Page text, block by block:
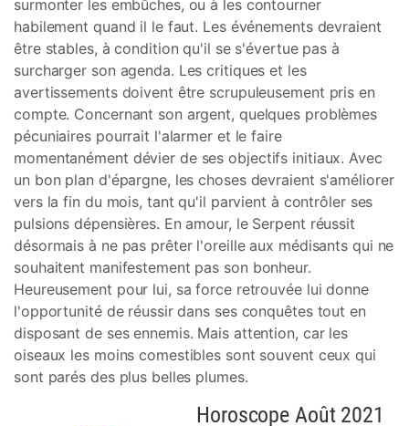
surmonter les embûches, ou à les contourner
habilement quand il le faut. Les événements devraient
être stables, à condition qu'il se s'évertue pas à
surcharger son agenda. Les critiques et les
avertissements doivent être scrupuleusement pris en
compte. Concernant son argent, quelques problèmes
pécuniaires pourrait l'alarmer et le faire
momentanément dévier de ses objectifs initiaux. Avec
un bon plan d'épargne, les choses devraient s'améliorer
vers la fin du mois, tant qu'il parvient à contrôler ses
pulsions dépensières. En amour, le Serpent réussit
désormais à ne pas prêter l'oreille aux médisants qui ne
souhaitent manifestement pas son bonheur.
Heureusement pour lui, sa force retrouvée lui donne
l'opportunité de réussir dans ses conquêtes tout en
disposant de ses ennemis. Mais attention, car les
oiseaux les moins comestibles sont souvent ceux qui
sont parés des plus belles plumes.
Horoscope Août 2021